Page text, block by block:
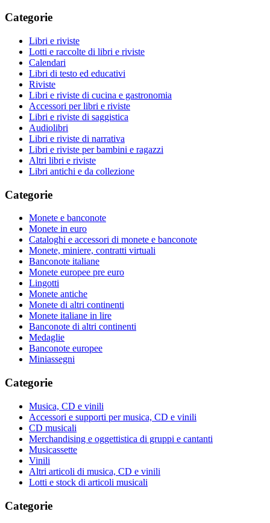
Categorie
Libri e riviste
Lotti e raccolte di libri e riviste
Calendari
Libri di testo ed educativi
Riviste
Libri e riviste di cucina e gastronomia
Accessori per libri e riviste
Libri e riviste di saggistica
Audiolibri
Libri e riviste di narrativa
Libri e riviste per bambini e ragazzi
Altri libri e riviste
Libri antichi e da collezione
Categorie
Monete e banconote
Monete in euro
Cataloghi e accessori di monete e banconote
Monete, miniere, contratti virtuali
Banconote italiane
Monete europee pre euro
Lingotti
Monete antiche
Monete di altri continenti
Monete italiane in lire
Banconote di altri continenti
Medaglie
Banconote europee
Miniassegni
Categorie
Musica, CD e vinili
Accessori e supporti per musica, CD e vinili
CD musicali
Merchandising e oggettistica di gruppi e cantanti
Musicassette
Vinili
Altri articoli di musica, CD e vinili
Lotti e stock di articoli musicali
Categorie